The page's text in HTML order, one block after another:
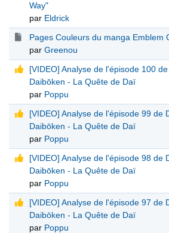
Way"
par Eldrick
Pages Couleurs du manga Emblem
par Greenou
[VIDEO] Analyse de l'épisode 100
Daibōken - La Quête de Daï
par Poppu
[VIDEO] Analyse de l'épisode 99 de
Daibōken - La Quête de Daï
par Poppu
[VIDEO] Analyse de l'épisode 98 de
Daibōken - La Quête de Daï
par Poppu
[VIDEO] Analyse de l'épisode 97 de
Daibōken - La Quête de Daï
par Poppu